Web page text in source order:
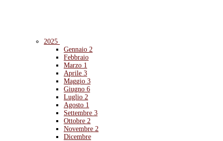
2025
Gennaio 2
Febbraio
Marzo 1
Aprile 3
Maggio 3
Giugno 6
Luglio 2
Agosto 1
Settembre 3
Ottobre 2
Novembre 2
Dicembre